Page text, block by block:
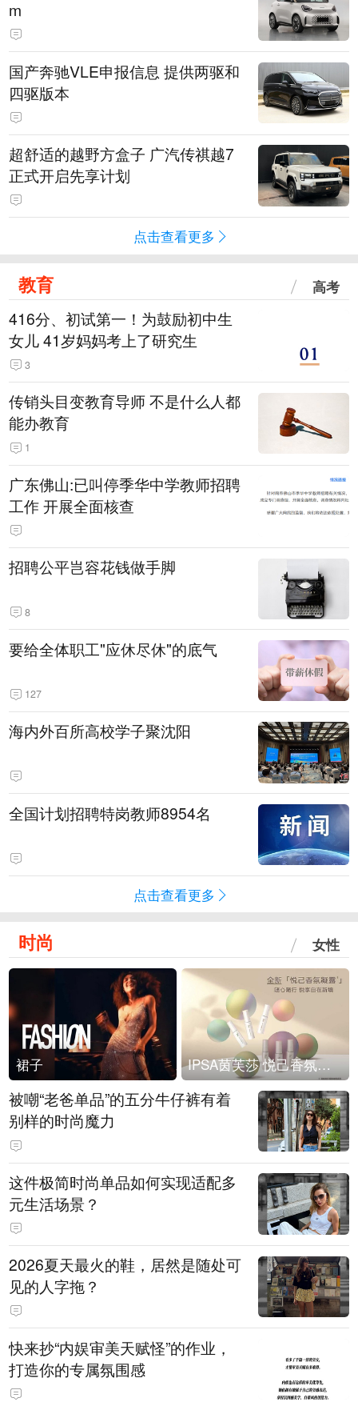
m
国产奔驰VLE申报信息 提供两驱和
四驱版本
超舒适的越野方盒子 广汽传祺越7
正式开启先享计划
点击查看更多
教育 高考
416分、初试第一！为鼓励初中生
女儿 41岁妈妈考上了研究生
3
传销头目变教育导师 不是什么人都
能办教育
1
广东佛山:已叫停季华中学教师招聘
工作 开展全面核查
招聘公平岂容花钱做手脚
8
要给全体职工"应休尽休"的底气
127
海内外百所高校学子聚沈阳
全国计划招聘特岗教师8954名
点击查看更多
时尚 女性
裙子 IPSA茵芙莎 悦己香氛凝露上市
被嘲“老爸单品”的五分牛仔裤有着
别样的时尚魔力
这件极简时尚单品如何实现适配多
元生活场景？
2026夏天最火的鞋，居然是随处可
见的人字拖？
快来抄“内娱审美天赋怪”的作业，
打造你的专属氛围感